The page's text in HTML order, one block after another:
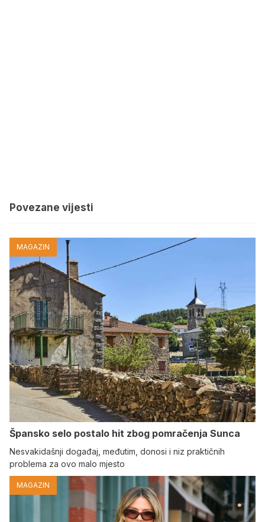
Povezane vijesti
MAGAZIN
Špansko selo postalo hit zbog pomračenja Sunca
Nesvakidašnji događaj, međutim, donosi i niz praktičnih
problema za ovo malo mjesto
MAGAZIN